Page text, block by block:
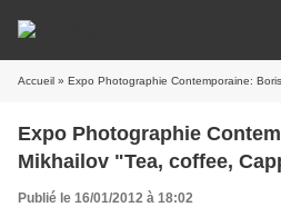
Accueil » Expo Photographie Contemporaine:
Expo Photographie
Mikhailov "Tea, coffee,
Publié le 16/01/2012 à 18:02